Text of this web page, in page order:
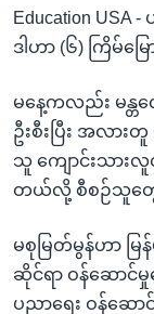
Education
ဒါဟာ (၆) ကြိမ်မြ
မနေ့ကလည်း မန္တ
ဦးစီးပြီး အလား
သူ ကျောင်းသား
တယ်လို့ စီစဉ်သူတွေ
မစုမြတ်မွန်ဟာ မ
ဆိုင်ရာ ဝန်ဆောင်
ပညာရေး ဝန်ဆော